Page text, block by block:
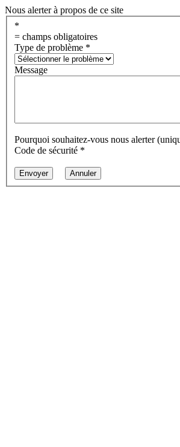
Nous alerter à propos de ce site
*
= champs obligatoires
Type de problème *
Message
Pourquoi souhaitez-vous nous alerter
Code de sécurité *